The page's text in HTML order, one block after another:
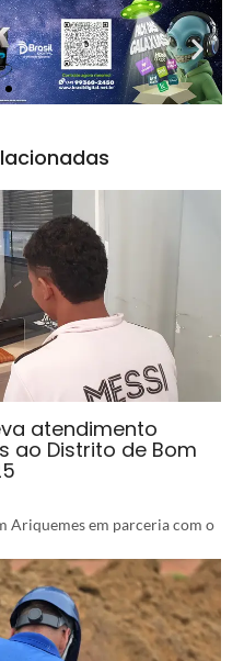
atendimento
ao Distrito de Bom
Ariquemes em parceria com o